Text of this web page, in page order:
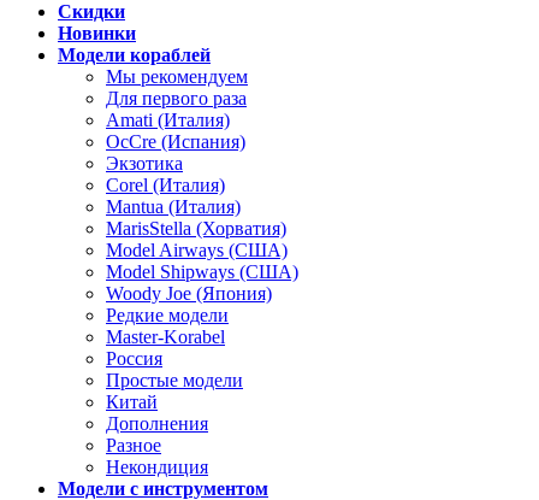
Скидки
Новинки
Модели кораблей
Мы рекомендуем
Для первого раза
Amati (Италия)
OcCre (Испания)
Экзотика
Corel (Италия)
Mantua (Италия)
MarisStella (Хорватия)
Model Airways (США)
Model Shipways (США)
Woody Joe (Япония)
Редкие модели
Master-Korabel
Россия
Простые модели
Китай
Дополнения
Разное
Некондиция
Модели с инструментом